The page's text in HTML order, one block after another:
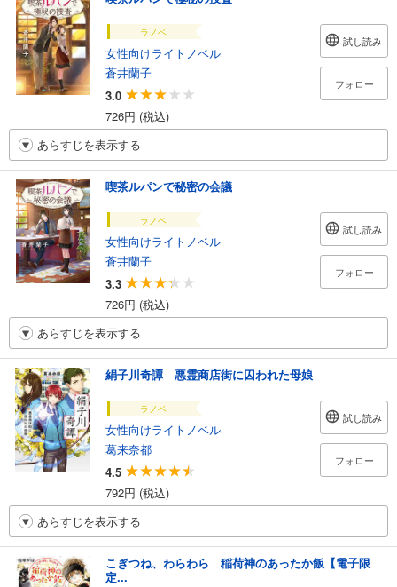
ラノベ
女性向けライトノベル
蒼井蘭子
3.0
726円 (税込)
試し読み
フォロー
あらすじを表示する
喫茶ルパンで秘密の会議
ラノベ
女性向けライトノベル
蒼井蘭子
3.3
726円 (税込)
試し読み
フォロー
あらすじを表示する
絹子川奇譚 悪霊商店街に囚われた母娘
ラノベ
女性向けライトノベル
葛来奈都
4.5
792円 (税込)
試し読み
フォロー
あらすじを表示する
こぎつね、わらわら 稲荷神のあったか飯【電子限
定...